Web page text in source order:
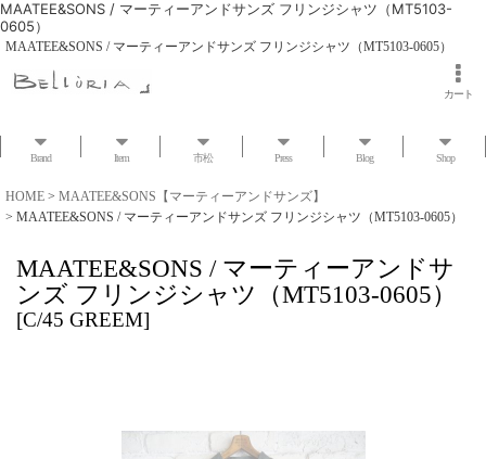
MAATEE&SONS / マーティーアンドサンズ フリンジシャツ（MT5103-
0605）
MAATEE&SONS / マーティーアンドサンズ フリンジシャツ（MT5103-0605）
カート
Brand Item 市松 Press Blog Shop
HOME > MAATEE&SONS【マーティーアンドサンズ】
> MAATEE&SONS / マーティーアンドサンズ フリンジシャツ（MT5103-0605）
MAATEE&SONS / マーティーアンドサ
ンズ フリンジシャツ（MT5103-0605）
[C/45 GREEM]